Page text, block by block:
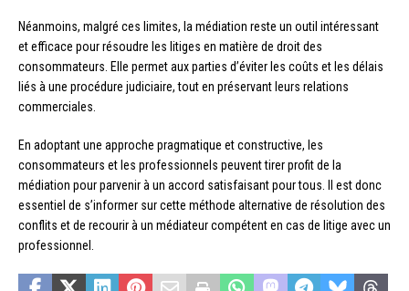
Néanmoins, malgré ces limites, la médiation reste un outil intéressant
et efficace pour résoudre les litiges en matière de droit des
consommateurs. Elle permet aux parties d’éviter les coûts et les délais
liés à une procédure judiciaire, tout en préservant leurs relations
commerciales.
En adoptant une approche pragmatique et constructive, les
consommateurs et les professionnels peuvent tirer profit de la
médiation pour parvenir à un accord satisfaisant pour tous. Il est donc
essentiel de s’informer sur cette méthode alternative de résolution des
conflits et de recourir à un médiateur compétent en cas de litige avec un
professionnel.